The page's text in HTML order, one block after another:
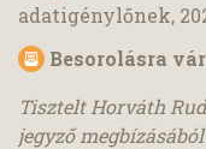
adatigénylőnek,
Besorolásra vár
Tisztelt Horváth
jegyző